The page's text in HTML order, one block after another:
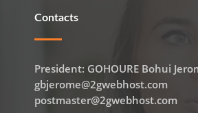
Contacts
President: GOHOURE Bohui
gbjerome@2gwebhost.com
postmaster@2gwebhost.com